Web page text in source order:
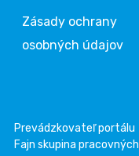
Zásady ochrany
osobných údajov
Prevádzkovateľ portálu
Fajn skupina pracovných